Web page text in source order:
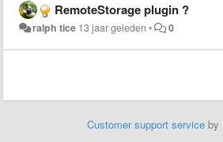
RemoteStorage plugin ?
ralph tice 13 jaar geleden • 0
Customer support service by